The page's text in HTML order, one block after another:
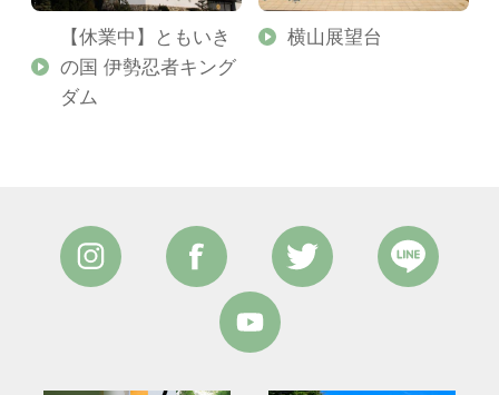
【休業中】ともいき
の国 伊勢忍者キング
ダム
横山展望台